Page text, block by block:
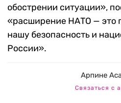
обострении ситуации»,
«расширение НАТО — это
нашу безопасность и
России».
Арпине
Связаться с